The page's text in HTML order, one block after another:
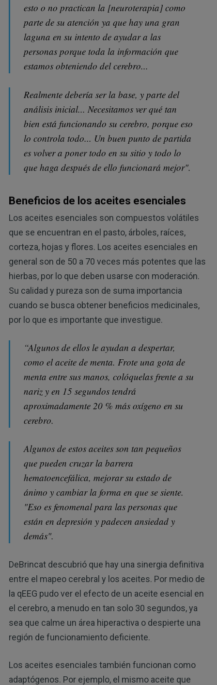
esto o no practican la [neuroterapia] como
parte de su atención ya que hay una gran
laguna en su intento de ayudar a las
personas porque toda la información que
estamos obteniendo del cerebro...
Realmente debería ser la base, y parte del
análisis inicial... Necesitamos ver qué tan
bien está funcionando su cerebro, porque eso
lo controla todo... Un buen punto de partida
es volver a poner todo en su sitio y todo lo
que haga después de ello funcionará mejor".
Beneficios de los aceites esenciales
Los aceites esenciales son compuestos volátiles
que se encuentran en el pasto, árboles, raíces,
corteza, hojas y flores. Los aceites esenciales en
general son de 50 a 70 veces más potentes que las
hierbas, por lo que deben usarse con moderación.
Su calidad y pureza son de suma importancia
cuando se busca obtener beneficios medicinales,
por lo que es importante que investigue.
“Algunos de ellos le ayudan a despertar,
como el aceite de menta. Frote una gota de
menta entre sus manos, colóquelas frente a su
nariz y en 15 segundos tendrá
aproximadamente 20 % más oxígeno en su
cerebro.
Algunos de estos aceites son tan pequeños
que pueden cruzar la barrera
hematoencefálica, mejorar su estado de
ánimo y cambiar la forma en que se siente.
"Eso es fenomenal para las personas que
están en depresión y padecen ansiedad y
demás".
DeBrincat descubrió que hay una sinergia definitiva
entre el mapeo cerebral y los aceites. Por medio de
la qEEG pudo ver el efecto de un aceite esencial en
el cerebro, a menudo en tan solo 30 segundos, ya
sea que calme un área hiperactiva o despierte una
región de funcionamiento deficiente.
Los aceites esenciales también funcionan como
adaptógenos. Por ejemplo, el mismo aceite que